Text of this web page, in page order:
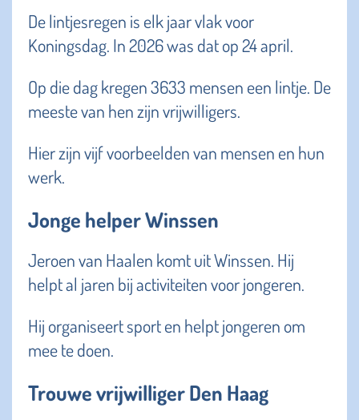
De lintjesregen is elk jaar vlak voor
Koningsdag. In 2026 was dat op 24 april.
Op die dag kregen 3633 mensen een lintje. De
meeste van hen zijn vrijwilligers.
Hier zijn vijf voorbeelden van mensen en hun
werk.
Jonge helper Winssen
Jeroen van Haalen komt uit Winssen. Hij
helpt al jaren bij activiteiten voor jongeren.
Hij organiseert sport en helpt jongeren om
mee te doen.
Trouwe vrijwilliger Den Haag